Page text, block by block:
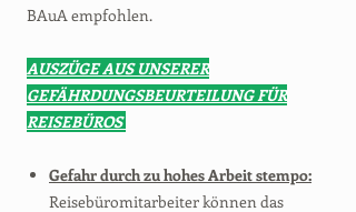
BAuA empfohlen.
AUSZÜGE AUS UNSERER
GEFÄHRDUNGSBEURTEILUNG FÜR
REISEBÜROS
Gefahr durch zu hohes Arbeit stempo:
Reisebüromitarbeiter können das